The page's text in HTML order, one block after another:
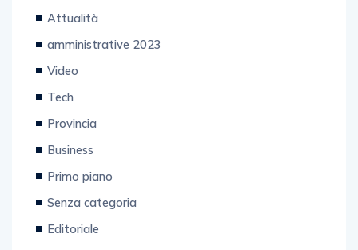
Attualità
amministrative 2023
Video
Tech
Provincia
Business
Primo piano
Senza categoria
Editoriale